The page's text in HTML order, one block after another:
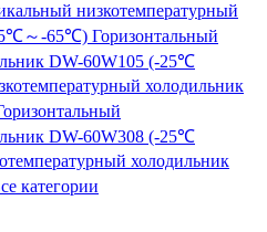
низкотемпературный
～-65℃) Горизонтальный
DW-60W105 (-25℃
холодильник
DW-60W308 (-25℃
холодильник
категории